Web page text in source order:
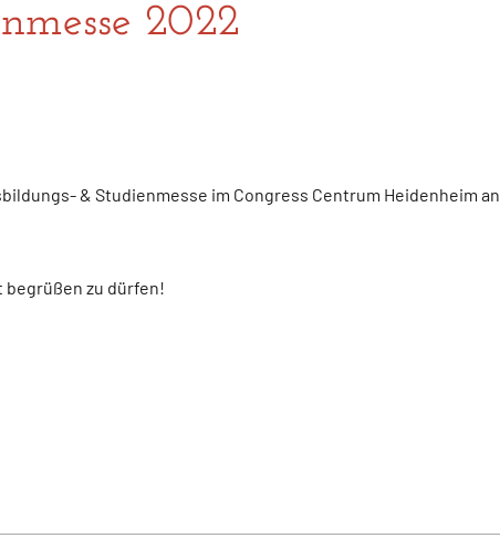
2022
& Studienmesse im Congress Centrum Heidenheim an
begrüßen zu dürfen!